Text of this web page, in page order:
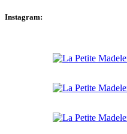
Instagram: